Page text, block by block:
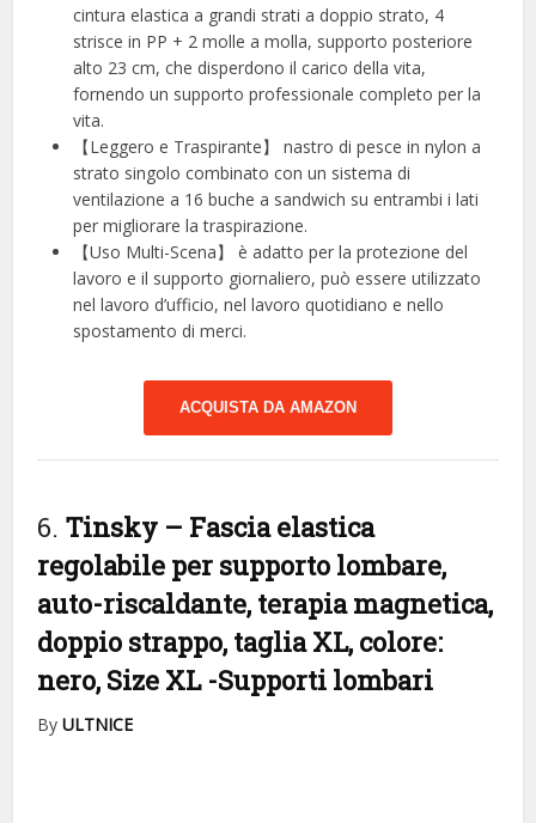
cintura elastica a grandi strati a doppio strato, 4
strisce in PP + 2 molle a molla, supporto posteriore
alto 23 cm, che disperdono il carico della vita,
fornendo un supporto professionale completo per la
vita.
【Leggero e Traspirante】 nastro di pesce in nylon a
strato singolo combinato con un sistema di
ventilazione a 16 buche a sandwich su entrambi i lati
per migliorare la traspirazione.
【Uso Multi-Scena】 è adatto per la protezione del
lavoro e il supporto giornaliero, può essere utilizzato
nel lavoro d’ufficio, nel lavoro quotidiano e nello
spostamento di merci.
ACQUISTA DA AMAZON
6. Tinsky – Fascia elastica
regolabile per supporto lombare,
auto-riscaldante, terapia magnetica,
doppio strappo, taglia XL, colore:
nero, Size XL -Supporti lombari
ByULTNICE